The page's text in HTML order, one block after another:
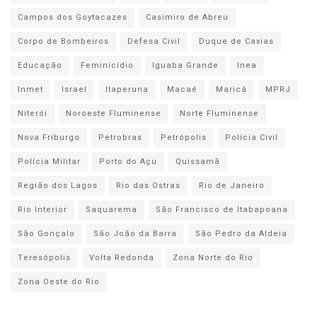
Campos dos Goytacazes
Casimiro de Abreu
Corpo de Bombeiros
Defesa Civil
Duque de Caxias
Educação
Feminicídio Iguaba Grande
Inea
Inmet
Israel Itaperuna Macaé Maricá
MPRJ
Niterói
Noroeste Fluminense
Norte Fluminense
Nova Friburgo
Petrobras Petrópolis
Polícia Civil
Polícia Militar
Porto do Açu
Quissamã
Região dos Lagos
Rio das Ostras
Rio de Janeiro
Rio Interior
Saquarema
São Francisco de Itabapoana
São Gonçalo
São João da Barra
São Pedro da Aldeia
Teresópolis
Volta Redonda
Zona Norte do Rio
Zona Oeste do Rio